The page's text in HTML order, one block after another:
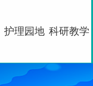
护理园地 科研教学